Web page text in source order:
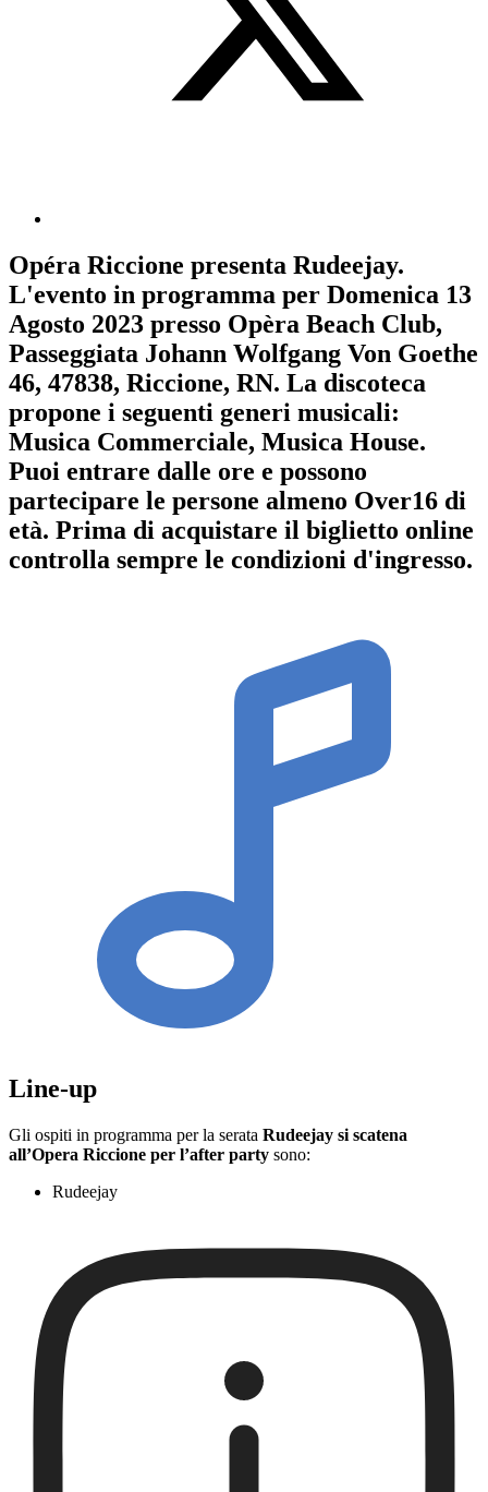
Opéra Riccione presenta Rudeejay.
L'evento in programma per Domenica 13
Agosto 2023 presso Opèra Beach Club,
Passeggiata Johann Wolfgang Von Goethe
46, 47838, Riccione, RN. La discoteca
propone i seguenti generi musicali:
Musica Commerciale, Musica House.
Puoi entrare dalle ore e possono
partecipare le persone almeno Over16 di
età. Prima di acquistare il biglietto online
controlla sempre le condizioni d'ingresso.
Line-up
Gli ospiti in programma per la serata Rudeejay si scatena
all’Opera Riccione per l’after party sono:
Rudeejay